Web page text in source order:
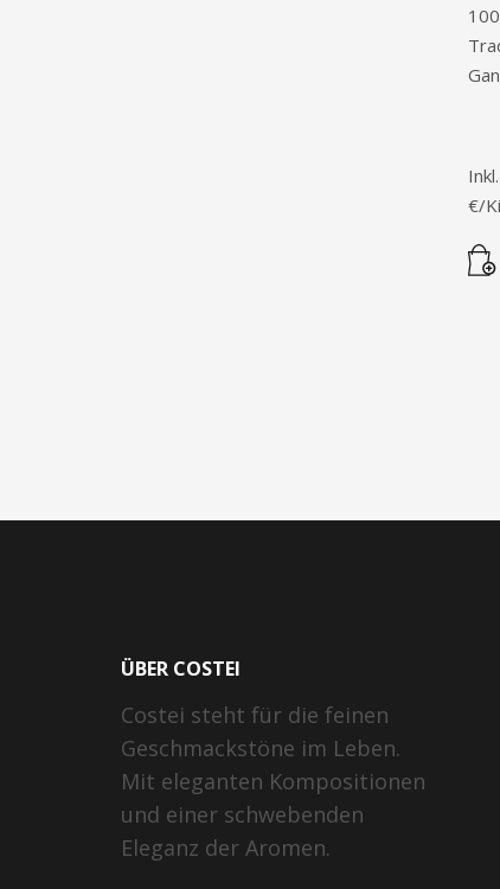
€/
ÜBER COSTEI
Costei steht für die feinen
Geschmackstöne im Leben.
Mit eleganten Kompositionen
und einer schwebenden
Eleganz der Aromen.